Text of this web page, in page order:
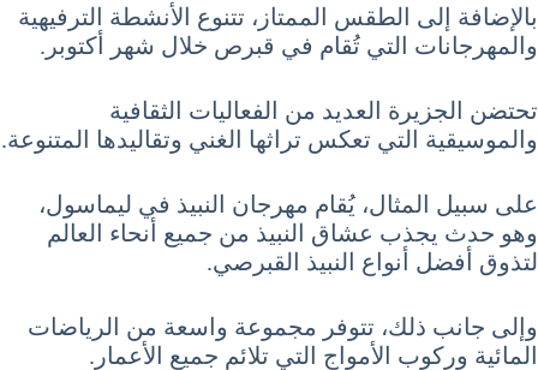
بالإضافة إلى الطقس الممتاز، تتنوع الأنشطة الترفيهية
والمهرجانات التي تُقام في قبرص خلال شهر أكتوبر.
تحتضن الجزيرة العديد من الفعاليات الثقافية
والموسيقية التي تعكس تراثها الغني وتقاليدها المتنوعة.
على سبيل المثال، يُقام مهرجان النبيذ في ليماسول،
وهو حدث يجذب عشاق النبيذ من جميع أنحاء العالم
لتذوق أفضل أنواع النبيذ القبرصي.
وإلى جانب ذلك، تتوفر مجموعة واسعة من الرياضات
المائية وركوب الأمواج التي تلائم جميع الأعمار.